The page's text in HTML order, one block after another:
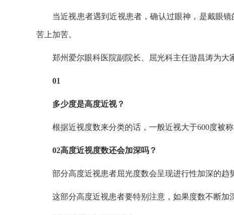
当近视患者遇到近视患者，确认过眼神，是戴眼
苦上加苦。
郑州爱尔眼科医院副院长、屈光科主任游昌涛为大
01
多少度是高度近视？
根据近视度数来分类的话，一般近视大于600度被称
02高度近视度数还会加深吗？
部分高度近视患者屈光度数会呈现进行性加深的趋
这部分高度近视患者要特别注意，如果度数不断加